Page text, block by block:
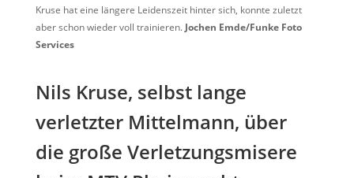
Kruse hat eine längere Leidenszeit hinter sich, konnte zuletzt
aber schon wieder voll trainieren. Jochen Emde/Funke Foto
Services
Nils Kruse, selbst lange
verletzter Mittelmann, über
die große Verletzungsmisere